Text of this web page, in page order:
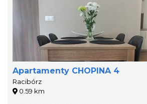
Apartamenty CHOPINA 4
Racibórz
0.59 km